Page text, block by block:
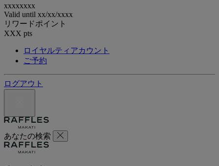
xxxxxxxx
Valid until xx/xx/xxxx
リワードポイント
XXX pts
ロイヤルティアカウント
ご予約
ログアウト
あなたの検索